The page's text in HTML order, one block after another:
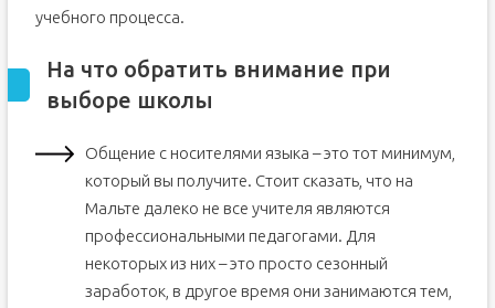
учебного процесса.
На что обратить внимание при
выборе школы
Общение с носителями языка – это тот минимум,
который вы получите. Стоит сказать, что на
Мальте далеко не все учителя являются
профессиональными педагогами. Для
некоторых из них – это просто сезонный
заработок, в другое время они занимаются тем,